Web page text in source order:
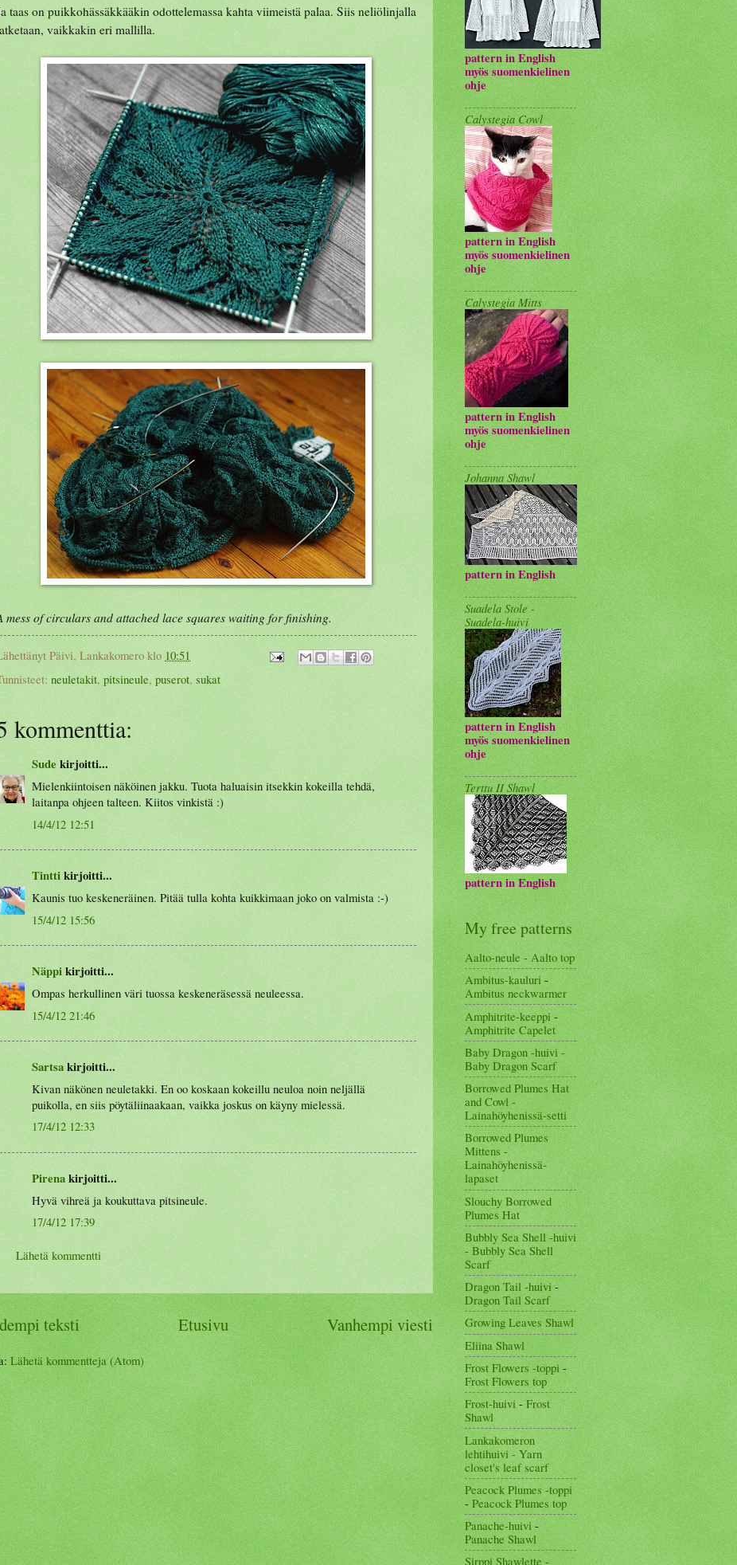
taas on puikkohässäkkääkin odottelemassa kahta viimeistä palaa. Siis neliölinjalla
vaikkakin eri mallilla.
mess of circulars and attached lace squares waiting for finishing.
Päivi, Lankakomero klo 10:51
neuletakit, pitsineule, puserot, sukat
kommenttia:
Sude kirjoitti...
Mielenkiintoisen näköinen jakku. Tuota haluaisin itsekkin kokeilla tehdä,
laitanpa ohjeen talteen. Kiitos vinkistä :)
14/4/12 12:51
Tinttikirjoitti...
Kaunis tuo keskeneräinen. Pitää tulla kohta kuikkimaan joko on valmista :-)
15/4/12 15:56
Näppikirjoitti...
Ompas herkullinen väri tuossa keskeneräsessä neuleessa.
15/4/12 21:46
Sartsakirjoitti...
Kivan näkönen neuletakki. En oo koskaan kokeillu neuloa noin neljällä
puikolla, en siis pöytäliinaakaan, vaikka joskus on käyny mielessä.
17/4/12 12:33
Pirenakirjoitti...
Hyvä vihreä ja koukuttava pitsineule.
17/4/12 17:39
Lähetä kommentti
teksti Vanhempi viesti
Etusivu
Lähetä kommentteja (Atom)
pattern in English
myös suomenkielinen
ohje
Calystegia Cowl
pattern in English
myös suomenkielinen
ohje
Calystegia Mitts
pattern in English
myös suomenkielinen
ohje
Johanna Shawl
pattern in English
Suadela Stole -
Suadela-huivi
pattern in English
myös suomenkielinen
ohje
Terttu II Shawl
pattern in English
My free patterns
Aalto-neule - Aalto top
Ambitus-kauluri-
Ambitus neckwarmer
Amphitrite-keeppi-
Amphitrite Capelet
Baby Dragon -huivi -
Baby Dragon Scarf
Borrowed Plumes Hat
and Cowl -
Lainahöyhenissä-setti
Borrowed Plumes
Mittens -
Lainahöyhenissä-
lapaset
Slouchy Borrowed
Plumes Hat
Bubbly Sea Shell -huivi
- Bubbly Sea Shell
Scarf
Dragon Tail -huivi-
Dragon Tail Scarf
Growing Leaves Shawl
Eliina Shawl
Frost Flowers -toppi-
Frost Flowers top
Frost-huivi-Frost
Shawl
Lankakomeron
lehtihuivi - Yarn
closet's leaf scarf
Peacock Plumes -toppi
-Peacock Plumes top
Panache-huivi-
Panache Shawl
Sirppi Shawlette -